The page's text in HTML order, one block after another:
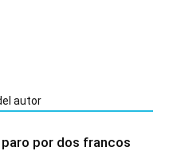
autor
por dos francos